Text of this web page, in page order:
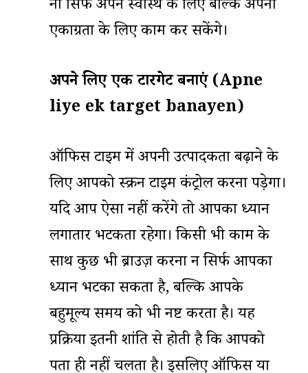
ना सिर्फ अपने स्वास्थ के लिए बल्कि अपनी
एकाग्रता के लिए काम कर सकेंगे।
अपनेलिए एक टारगेट बनाएं (Apne
liye ek target banayen)
ऑफिस टाइम में अपनी उत्पादकता बढ़ाने के
लिए आपको स्क्रीन टाइम कंट्रोल करना पड़ेगा।
यदि आप ऐसा नहीं करेंगे तो आपका ध्यान
लगातार भटकता रहेगा। किसी भी काम के
साथ कुछ भी ब्राउज़ करना न सिर्फ आपका
ध्यान भटका सकता है, बल्कि आपके
बहुमूल्य समय को भी नष्ट करता है। यह
प्रक्रिया इतनी शांति से होती है कि आपको
पता ही नहीं चलता है। इसलिए ऑफिस या